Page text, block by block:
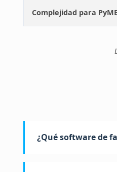
Complejidad para
¿Qué software de